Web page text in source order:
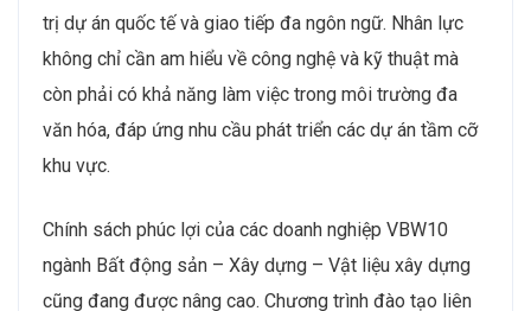
trị dự án quốc tế và giao tiếp đa ngôn ngữ. Nhân lực
không chỉ cần am hiểu về công nghệ và kỹ thuật mà
còn phải có khả năng làm việc trong môi trường đa
văn hóa, đáp ứng nhu cầu phát triển các dự án tầm cỡ
khu vực​.
Chính sách phúc lợi của các doanh nghiệp VBW10
ngành Bất động sản – Xây dựng – Vật liệu xây dựng
cũng đang được nâng cao. Chương trình đào tạo liên